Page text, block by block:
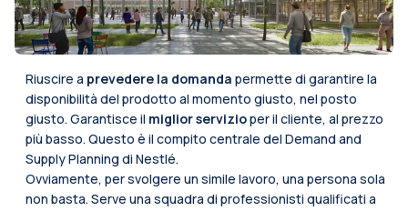
Riuscire a prevedere la domanda permette di garantire la
disponibilità del prodotto al momento giusto, nel posto
giusto. Garantisce il miglior servizioper il cliente, al prezzo
più basso. Questo è il compito centrale del Demand and
Supply Planning di Nestlé.
Ovviamente, per svolgere un simile lavoro, una persona sola
non basta. Serve una squadra di professionisti qualificati a